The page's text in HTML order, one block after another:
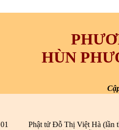
HÙN
01
Phật tử Đỗ Thị Việt Hà (lần